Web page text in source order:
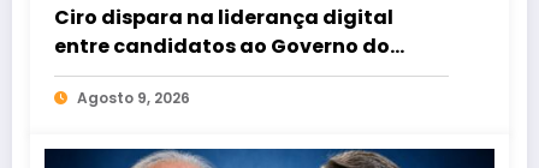
Ciro dispara na liderança digital
entre candidatos ao Governo do
Ceará
Agosto 9, 2026